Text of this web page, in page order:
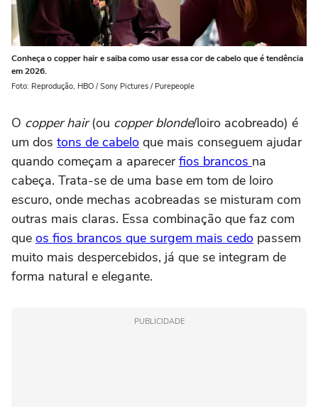
Conheça o copper hair e saiba como usar essa cor de cabelo que é tendência
em 2026.
Foto: Reprodução, HBO / Sony Pictures / Purepeople
O copper hair(ou copper blonde/loiro acobreado) é
um dos tons de cabelo que mais conseguem ajudar
quando começam a aparecerfios brancos na
cabeça. Trata-se de uma base em tom de loiro
escuro, onde mechas acobreadas se misturam com
outras mais claras. Essa combinação que faz com
que os fios brancos que surgem mais cedo passem
muito mais despercebidos, já que se integram de
forma natural e elegante.
PUBLICIDADE